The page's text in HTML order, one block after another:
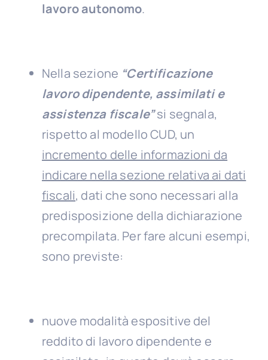
lavoro autonomo.
Nella sezione “Certificazione
lavoro dipendente, assimilati e
assistenza fiscale”si segnala,
rispetto al modello CUD, un
incremento delle informazioni da
indicare nella sezione relativa ai dati
fiscali, dati che sono necessari alla
predisposizione della dichiarazione
precompilata. Per fare alcuni esempi,
sono previste:
nuove modalità espositive del
reddito di lavoro dipendente e